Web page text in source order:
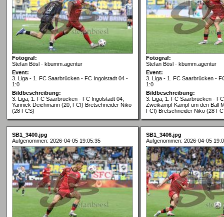
Fotograf:
Stefan Bösl - kbumm.agentur
Event:
3. Liga - 1. FC Saarbrücken - FC Ingolstadt 04 -
1:0
Bildbeschreibung:
3. Liga; 1. FC Saarbrücken - FC Ingolstadt 04;
Yannick Deichmann (20, FCI) Bretschneider Niko
(28 FCS)
Fotograf:
Stefan Bösl - kbumm.agentur
Event:
3. Liga - 1. FC Saarbrücken -
1:0
Bildbeschreibung:
3. Liga; 1. FC Saarbrücken -
Zweikampf Kampf um den Ball
FCI) Bretschneider Niko (28
SB1_3400.jpg
Aufgenommen: 2026-04-05 19:05:35
SB1_3406.jpg
Aufgenommen: 2026-04-05